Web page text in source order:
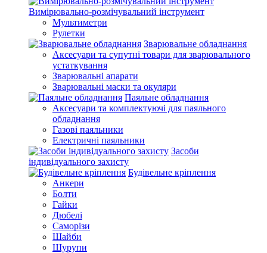
Вимірювально-розмічувальний інструмент
Мультиметри
Рулетки
Зварювальне обладнання
Аксесуари та супутні товари для зварювального
устаткування
Зварювальні апарати
Зварювальні маски та окуляри
Паяльне обладнання
Аксесуари та комплектуючі для паяльного
обладнання
Газові паяльники
Електричні паяльники
Засоби
індивідуального захисту
Будівельне кріплення
Анкери
Болти
Гайки
Дюбелі
Саморізи
Шайби
Шурупи